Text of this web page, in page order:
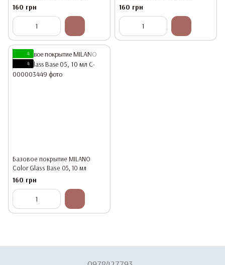
160 грн 160 грн
4
4
Базовое покрытие MILANO
Color Glass Base 05, 10 мл
160 грн